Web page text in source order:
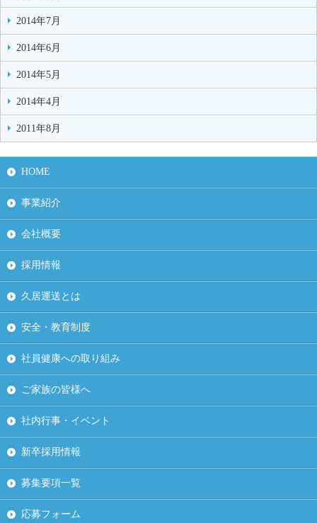
2014年7月
2014年6月
2014年5月
2014年4月
2011年8月
HOME
事業紹介
会社概要
採用情報
久居運送とは
安全・教育制度
社員健康への取り組み
ご家族の皆様へ
社内行事・イベント
新卒採用情報
募集要項一覧
応募フォーム